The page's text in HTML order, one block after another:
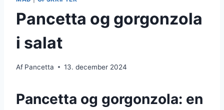
Pancetta og gorgonzola
i salat
Af Pancetta 13. december 2024
Pancetta og gorgonzola: en